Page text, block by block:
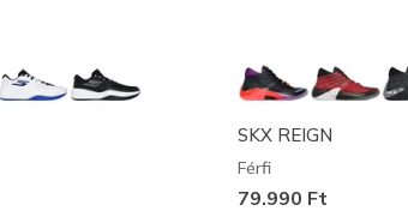
SKX REIGN
Férfi
79.990 Ft